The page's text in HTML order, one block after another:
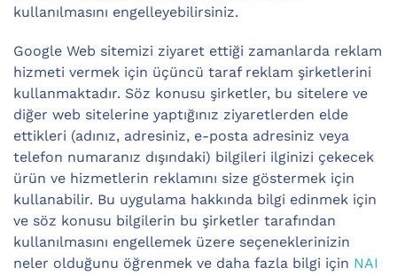
kullanılmasını engelleyebilirsiniz.
Google Web sitemizi ziyaret ettiği zamanlarda reklam
hizmeti vermek için üçüncü taraf reklam şirketlerini
kullanmaktadır. Söz konusu şirketler, bu sitelere ve
diğer web sitelerine yaptığınız ziyaretlerden elde
ettikleri (adınız, adresiniz, e-posta adresiniz veya
telefon numaranız dışındaki) bilgileri ilginizi çekecek
ürün ve hizmetlerin reklamını size göstermek için
kullanabilir. Bu uygulama hakkında bilgi edinmek için
ve söz konusu bilgilerin bu şirketler tarafından
kullanılmasını engellemek üzere seçeneklerinizin
neler olduğunu öğrenmek ve daha fazla bilgi için NAI